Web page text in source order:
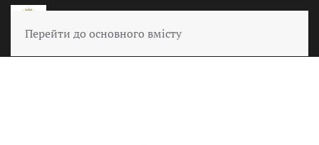
Перейти до основного вмісту